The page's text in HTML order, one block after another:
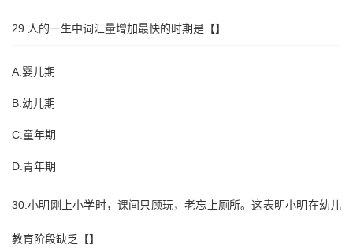
29.人的一生中词汇量增加最快的时期是【】
A.婴儿期
B.幼儿期
C.童年期
D.青年期
30.小明刚上小学时，课间只顾玩，老忘上厕所。这表明小明在幼儿
教育阶段缺乏【】